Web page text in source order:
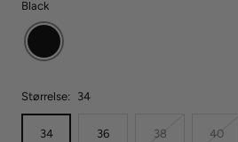
Black
Størrelse: 34
34 36 38 40